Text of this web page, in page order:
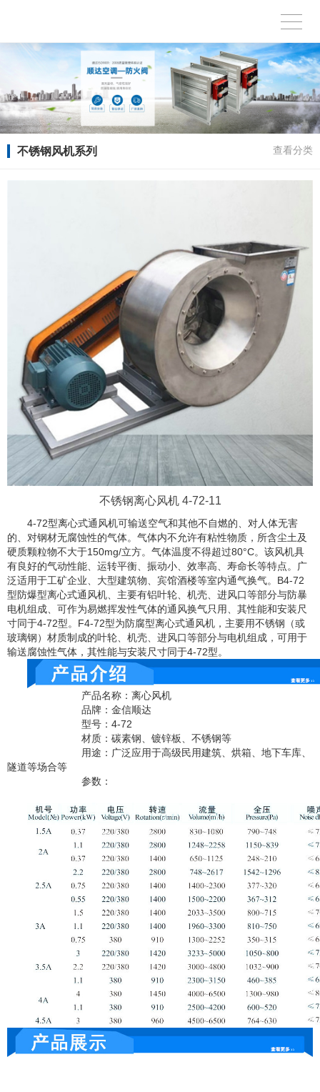
不锈钢风机系列 查看分类
不锈钢离心风机 4-72-11
4-72型离心式通风机可输送空气和其他不自燃的、对人体无害
的、对钢材无腐蚀性的气体。气体内不允许有粘性物质，所含尘土及
硬质颗粒物不大于150mg/立方。气体温度不得超过80°C。该风机具
有良好的气动性能、运转平衡、振动小、效率高、寿命长等特点。广
泛适用于工矿企业、大型建筑物、宾馆酒楼等室内通气换气。B4-72
型防爆型离心式通风机、主要有铝叶轮、机壳、进风口等部分与防暴
电机组成、可作为易燃挥发性气体的通风换气只用、其性能和安装尺
寸同于4-72型。F4-72型为防腐型离心式通风机，主要用不锈钢（或
玻璃钢）材质制成的叶轮、机壳、进风口等部分与电机组成，可用于
输送腐蚀性气体，其性能与安装尺寸同于4-72型。
产品名称：离心风机
品牌：金信顺达
型号：4-72
材质：碳素钢、镀锌板、不锈钢等
用途：广泛应用于高级民用建筑、烘箱、地下车库、
隧道等场合等
参数：